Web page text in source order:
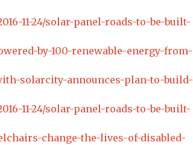
11-24/solar-panel-roads-to-be-built-
by-100-renewable-energy-from-
solarcity-announces-plan-to-build-
11-24/solar-panel-roads-to-be-built-
change-the-lives-of-disabled-